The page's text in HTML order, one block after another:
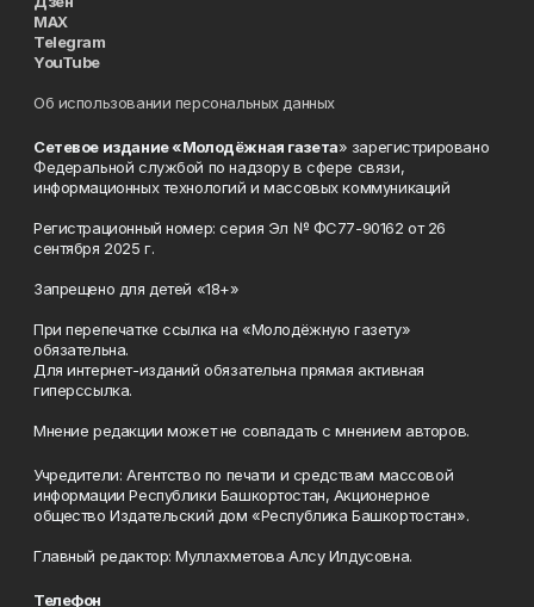
MAX
Telegram
YouTube
Об использовании персональных данных
Сетевое издание «Молодёжная газета» зарегистрировано
Федеральной службой по надзору в сфере связи,
информационных технологий и массовых коммуникаций
Регистрационный номер: серия Эл № ФС77-90162 от 26
сентября 2025 г.
Запрещено для детей «18+»
При перепечатке ссылка на «Молодёжную газету»
обязательна.
Для интернет-изданий обязательна прямая активная
гиперссылка.
Мнение редакции может не совпадать с мнением авторов.
Учредители: Агентство по печати и средствам массовой
информации Республики Башкортостан, Акционерное
общество Издательский дом «Республика Башкортостан».
Главный редактор: Муллахметова Алсу Илдусовна.
Телефон